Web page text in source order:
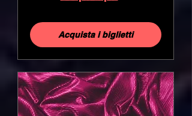
Acquista i biglietti